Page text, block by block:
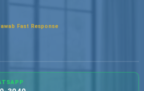
Fast Response